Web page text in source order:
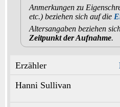
Anmerkungen zu
etc.) beziehen sich auf die
Altersangaben beziehen
Zeitpunkt der Aufnahme.
Erzähler
Hanni Sullivan